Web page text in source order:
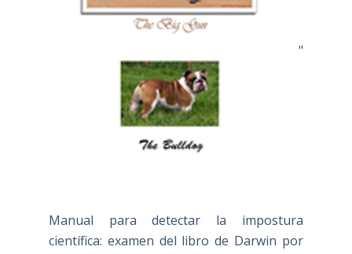
"
Manual para detectar la impostura
científica: examen del libro de Darwin por